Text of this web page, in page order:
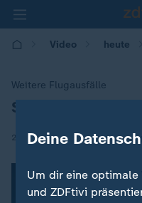
Video heute
Weitere Flugausfälle
:
Streik bei Ryanair
26.07.2018 | 10:43
Deine
Um dir eine optimale
und ZDFtivi